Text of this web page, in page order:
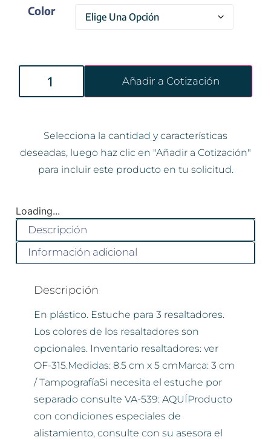
Color
Añadir a Cotización
Selecciona la cantidad y características
deseadas, luego haz clic en "Añadir a Cotización"
para incluir este producto en tu solicitud.
Loading...
Descripción
Información adicional
Descripción
En plástico. Estuche para 3 resaltadores.
Los colores de los resaltadores son
opcionales. Inventario resaltadores: ver
OF-315.Medidas: 8.5 cm x 5 cmMarca: 3 cm
/ TampografíaSi necesita el estuche por
separado consulte VA-539: AQUÍProducto
con condiciones especiales de
alistamiento, consulte con su asesora el